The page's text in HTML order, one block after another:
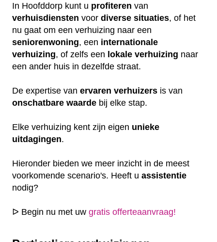
In Hoofddorp kunt u profiteren van
verhuisdiensten voor diverse situaties, of het
nu gaat om een verhuizing naar een
seniorenwoning, een internationale
verhuizing, of zelfs een lokale verhuizing naar
een ander huis in dezelfde straat.
De expertise van ervaren verhuizers is van
onschatbare waarde bij elke stap.
Elke verhuizing kent zijn eigen unieke
uitdagingen.
Hieronder bieden we meer inzicht in de meest
voorkomende scenario's. Heeft u assistentie
nodig?
ᐅ Begin nu met uw gratis offerteaanvraag!